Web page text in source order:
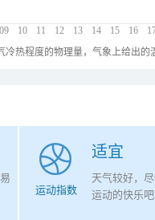
09 10 11 12 13 14 15 16
冷热程度的物理量，气象上给出
适宜
运动指数
天气较好，
运动的快乐